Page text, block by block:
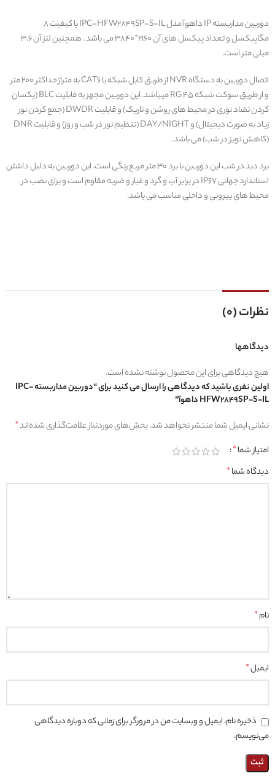
دوربین مداربسته IP داهوآ مدل IPC-HFW2849SP-S-IL با کیفیت 8
مگاپیکسل و تعداد پیکسل‌ های آن 2160*3840 می باشد . همچنین لنز آن 3.6
میلی متر است.
اتصال دوربین به دستگاه NVR از طریق کابل شبکه یا CAT6 به متراژ حداکثر 200 متر
و از طریق سوکت شبکه RG 45 میباشد. این دوربین مجهز به قابلیت BLC (یکسان
کردن تضاد نوری در محیط های روشن و تاریک) و قابلیت DWDR (جمع کردن نور
زیاد به صورت دیجیتال) و DAY/NIGHT (تنظیم نور در شب و روز) و قابلیت DNR
(کاهش نویز در شب) می باشد.
برد دید در شب این دوربین با برد 30 متر مربع رنگی است. این دوربین به دلیل داشتن
استاندارد جهانی IP67 در برابر آب و گرد و غبار و ضربه مقاوم است و برای نصب در
محیط های بیرونی و داخلی مناسب می باشد.
نظرات (0)
دیدگاهها
هیچ دیدگاهی برای این محصول نوشته نشده است.
اولین نفری باشید که دیدگاهی را ارسال می کنید برای “دوربین مداربسته IPC-
HFW2849SP-S-IL داهوآ”
نشانی ایمیل شما منتشر نخواهد شد.بخش‌های موردنیاز علامت‌گذاری شده‌اند*
امتیاز شما*
دیدگاه شما*
نام*
ایمیل*
ذخیره نام، ایمیل و وبسایت من در مرورگر برای زمانی که دوباره دیدگاهی
می‌نویسم.